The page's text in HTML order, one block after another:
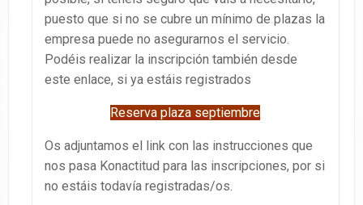
puesto que si no se cubre un mínimo de plazas la
empresa puede no asegurarnos el servicio.
Podéis realizar la inscripción también desde
este enlace, si ya estáis registrados
Reserva plaza septiembre
Os adjuntamos el link con las instrucciones que
nos pasa Konactitud para las inscripciones, por si
no estáis todavía registradas/os.